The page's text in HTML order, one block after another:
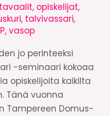
, opiskelijat,
, talvivassari,
, vasop
jo perinteeksi
-seminaari kokoaa
opiskelijoita kaikilta
Tänä vuonna
Tampereen Domus-